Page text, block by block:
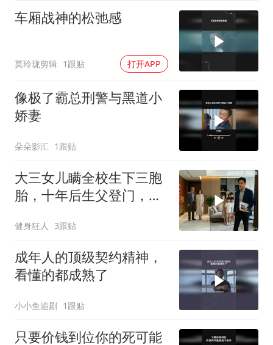
车厢战神的松弛感
莫玲珑剪辑 1跟贴 打开APP
像极了霸总刑警与黑道小
娇妻
朵朵影汇 1跟贴
大三女儿瞒全校生下三胞
胎，十年后生父登门，老
健身狂人 3跟贴
成年人的顶级契约精神，
看懂的都成熟了
小小鱼追剧 1跟贴
只要价钱到位你的死可能